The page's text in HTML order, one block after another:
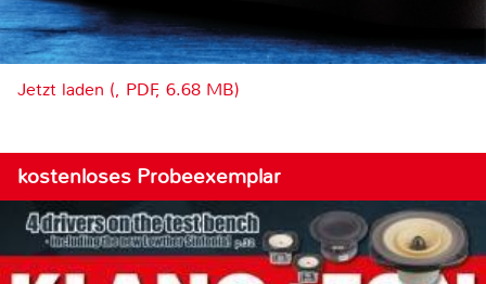
Jetzt laden (, PDF, 6.68 MB)
kostenloses Probeexemplar